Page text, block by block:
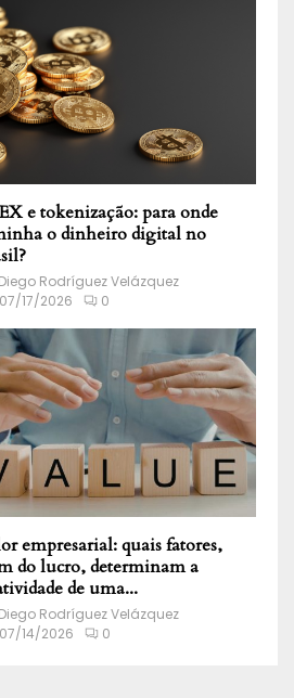
e tokenização: para onde
o dinheiro digital no
Diego Rodríguez Velázquez
07/17/2026
0
empresarial: quais fatores,
do lucro, determinam a
de uma...
Diego Rodríguez Velázquez
07/14/2026
0